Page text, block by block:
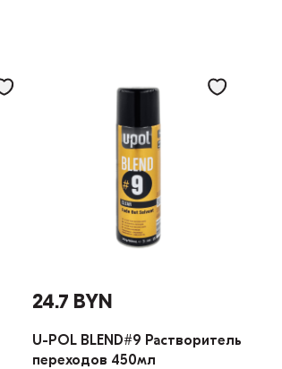
24.7 BYN
U-POL BLEND#9 Растворитель
переходов 450мл